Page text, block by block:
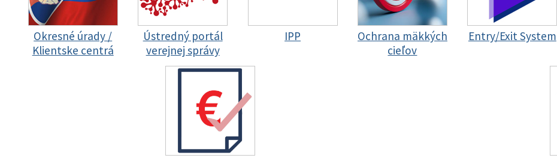
Okresné úrady /
Klientske centrá
Ústredný portál
verejnej správy
IPP
Ochrana mäkkých
cieľov
Entry/Exit System